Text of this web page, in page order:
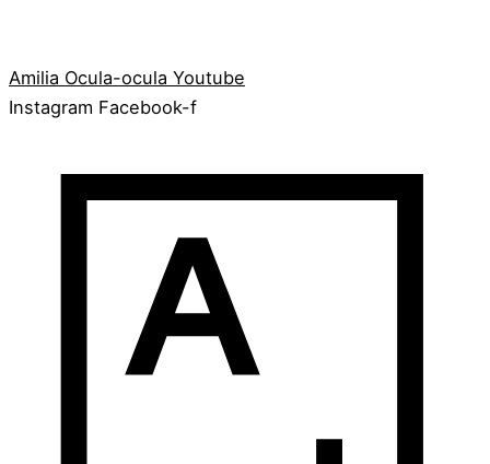
Amilia Ocula-ocula Youtube
Instagram Facebook-f